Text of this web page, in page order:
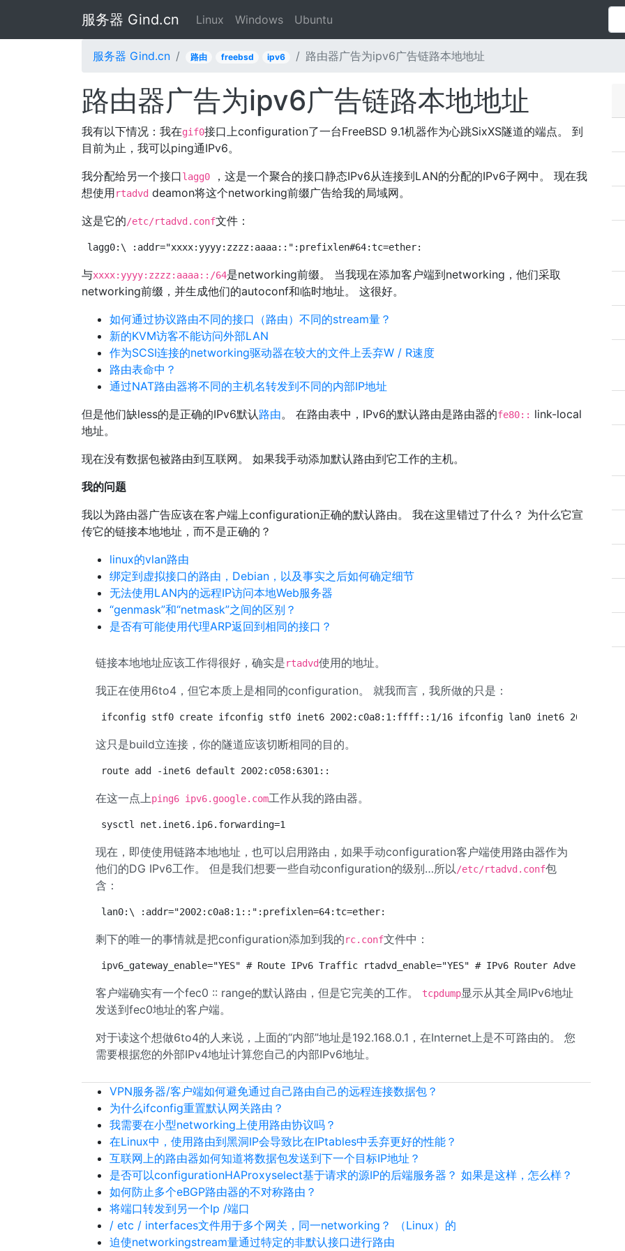
服务器 Gind.cn Linux Windows Ubuntu
服务器 Gind.cn 路由 freebsd ipv6 路由器广告为ipv6广告链路本地地址
路由器广告为ipv6广告链路本地地址
我有以下情况：我在gif0接口上configuration了一台FreeBSD 9.1机器作为心跳SixXS隧道的端点。 到
目前为止，我可以ping通IPv6。
我分配给另一个接口lagg0
，这是一个聚合的接口静态IPv6从连接到LAN的分配的IPv6子网中。 现在我
想使用rtadvd deamon将这个networking前缀广告给我的局域网。
这是它的/etc/rtadvd.conf文件：
lagg0:\ :addr="xxxx:yyyy:zzzz:aaaa::":prefixlen#64:tc=ether:
与xxxx:yyyy:zzzz:aaaa::/64是networking前缀。 当我现在添加客户端到networking，他们采取
networking前缀，并生成他们的autoconf和临时地址。 这很好。
如何通过协议路由不同的接口（路由）不同的stream量？
新的KVM访客不能访问外部LAN
作为SCSI连接的networking驱动器在较大的文件上丢弃W / R速度
路由表命中？
通过NAT路由器将不同的主机名转发到不同的内部IP地址
但是他们缺less的是正确的IPv6默认路由。 在路由表中，IPv6的默认路由是路由器的fe80:: link-local
地址。
现在没有数据包被路由到互联网。 如果我手动添加默认路由到它工作的主机。
我的问题
我以为路由器广告应该在客户端上configuration正确的默认路由。 我在这里错过了什么？ 为什么它宣
传它的链接本地地址，而不是正确的？
linux的vlan路由
绑定到虚拟接口的路由，Debian，以及事实之后如何确定细节
无法使用LAN内的远程IP访问本地Web服务器
“genmask”和“netmask”之间的区别？
是否有可能使用代理ARP返回到相同的接口？
链接本地地址应该工作得很好，确实是rtadvd使用的地址。
我正在使用6to4，但它本质上是相同的configuration。 就我而言，我所做的只是：
ifconfig stf0 create ifconfig stf0 inet6 2002:c0a8:1:ffff::1/16 ifconfig lan0 inet6
这只是build立连接，你的隧道应该切断相同的目的。
route add -inet6 default 2002:c058:6301::
在这一点上ping6 ipv6.google.com工作从我的路由器。
sysctl net.inet6.ip6.forwarding=1
现在，即使使用链路本地地址，也可以启用路由，如果手动configuration客户端使用路由器作为
他们的DG IPv6工作。 但是我们想要一些自动configuration的级别…所以/etc/rtadvd.conf包
含：
lan0:\ :addr="2002:c0a8:1::":prefixlen=64:tc=ether:
剩下的唯一的事情就是把configuration添加到我的rc.conf文件中：
ipv6_gateway_enable="YES" # Route IPv6 Traffic rtadvd_enable="YES" # IPv6 Router
客户端确实有一个fec0 :: range的默认路由，但是它完美的工作。 tcpdump显示从其全局IPv6地址
发送到fec0地址的客户端。
对于读这个想做6to4的人来说，上面的“内部”地址是192.168.0.1，在Internet上是不可路由的。 您
需要根据您的外部IPv4地址计算您自己的内部IPv6地址。
VPN服务器/客户端如何避免通过自己路由自己的远程连接数据包？
为什么ifconfig重置默认网关路由？
我需要在小型networking上使用路由协议吗？
在Linux中，使用路由到黑洞IP会导致比在IPtables中丢弃更好的性能？
互联网上的路由器如何知道将数据包发送到下一个目标IP地址？
是否可以configurationHAProxyselect基于请求的源IP的后端服务器？ 如果是这样，怎么样？
如何防止多个eBGP路由器的不对称路由？
将端口转发到另一个Ip /端口
/ etc / interfaces文件用于多个网关，同一networking？ （Linux）的
迫使networkingstream量通过特定的非默认接口进行路由